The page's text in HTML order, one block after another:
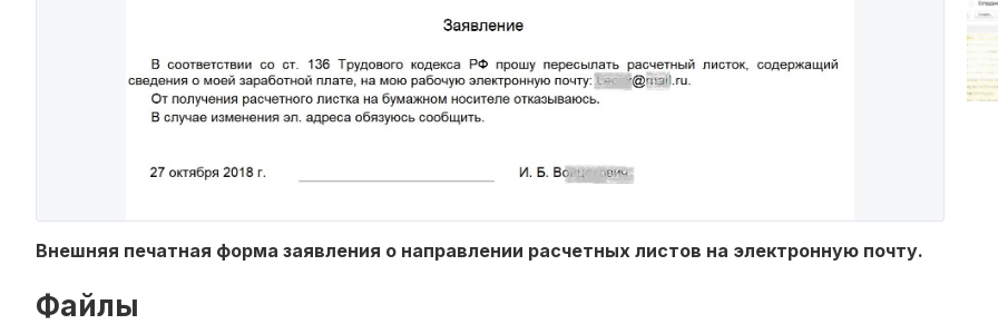
Внешняя печатная форма заявления о направлении расчетных листов на электронную почту.
Файлы